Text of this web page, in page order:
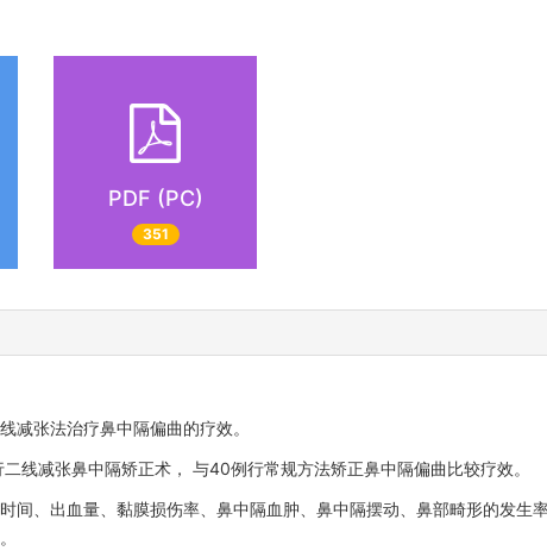
PDF (PC)
351
减张法治疗鼻中隔偏曲的疗效。
线减张鼻中隔矫正术， 与40例行常规方法矫正鼻中隔偏曲比较疗效。
间、出血量、黏膜损伤率、鼻中隔血肿、鼻中隔摆动、鼻部畸形的发生